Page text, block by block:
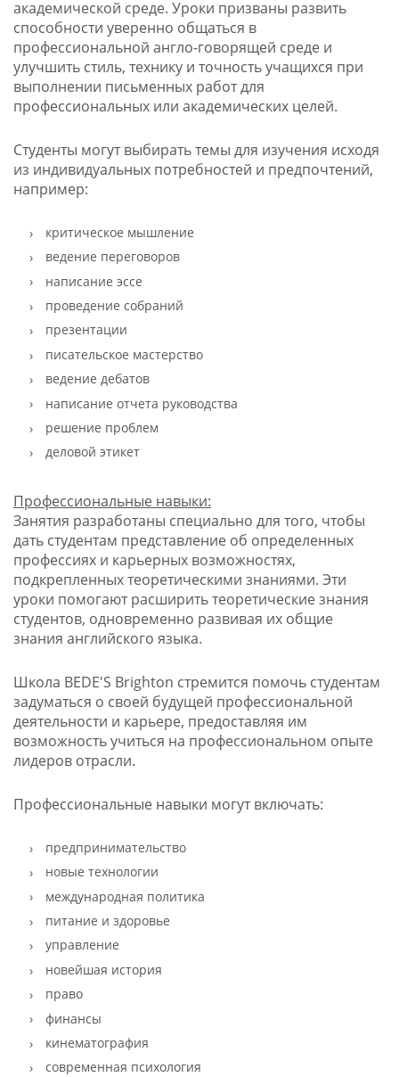
академической среде. Уроки призваны развить
способности уверенно общаться в
профессиональной англо-говорящей среде и
улучшить стиль, технику и точность учащихся при
выполнении письменных работ для
профессиональных или академических целей.
Студенты могут выбирать темы для изучения исходя
из индивидуальных потребностей и предпочтений,
например:
критическое мышление
ведение переговоров
написание эссе
проведение собраний
презентации
писательское мастерство
ведение дебатов
написание отчета руководства
решение проблем
деловой этикет
Профессиональные навыки:
Занятия разработаны специально для того, чтобы
дать студентам представление об определенных
профессиях и карьерных возможностях,
подкрепленных теоретическими знаниями. Эти
уроки помогают расширить теоретические знания
студентов, одновременно развивая их общие
знания английского языка.
Школа BEDE'S Brighton стремится помочь студентам
задуматься о своей будущей профессиональной
деятельности и карьере, предоставляя им
возможность учиться на профессиональном опыте
лидеров отрасли.
Профессиональные навыки могут включать:
предпринимательство
новые технологии
международная политика
питание и здоровье
управление
новейшая история
право
финансы
кинематография
современная психология